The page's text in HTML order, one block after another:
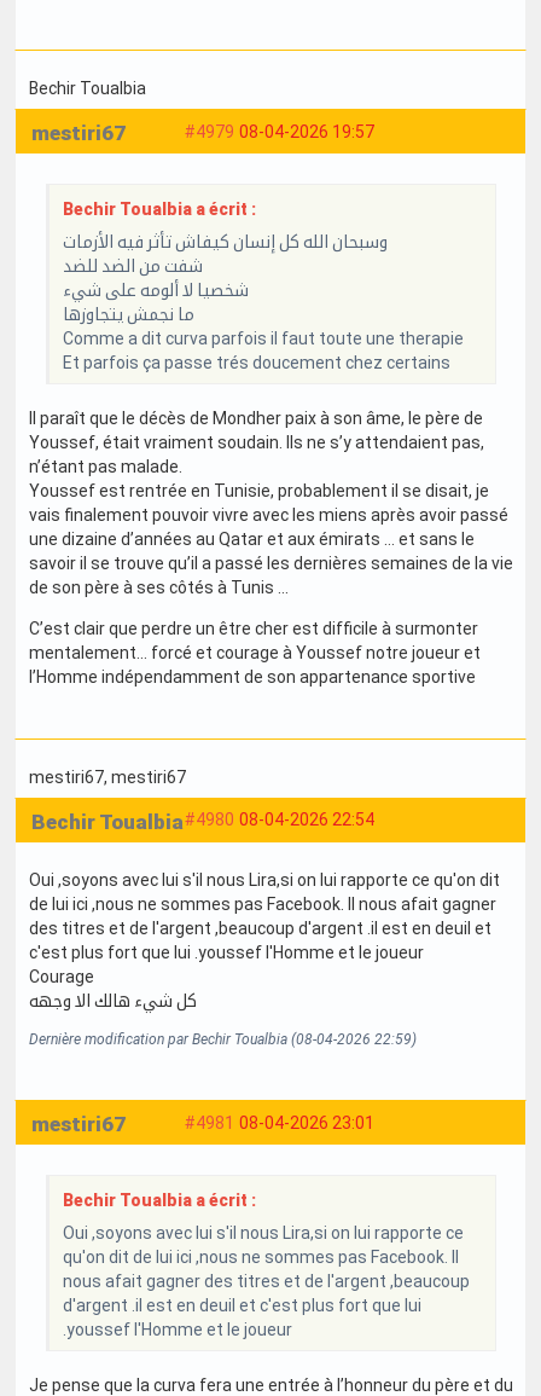
Bechir Toualbia
#4979 08-04-2026 19:57
mestiri67
Bechir Toualbia a écrit :
وسبحان الله كل إنسان كيفاش تأثر فيه الأزمات
شفت من الضد للضد
شخصيا لا ألومه على شيء
ما نجمش يتجاوزها
Comme a dit curva parfois il faut toute une therapie
Et parfois ça passe trés doucement chez certains
Il paraît que le décès de Mondher paix à son âme, le père de
Youssef, était vraiment soudain. Ils ne s’y attendaient pas,
n’étant pas malade.
Youssef est rentrée en Tunisie, probablement il se disait, je
vais finalement pouvoir vivre avec les miens après avoir passé
une dizaine d’années au Qatar et aux émirats … et sans le
savoir il se trouve qu’il a passé les dernières semaines de la vie
de son père à ses côtés à Tunis …
C’est clair que perdre un être cher est difficile à surmonter
mentalement… forcé et courage à Youssef notre joueur et
l’Homme indépendamment de son appartenance sportive
mestiri67, mestiri67
#4980 08-04-2026 22:54
Bechir Toualbia
Oui ,soyons avec lui s'il nous Lira,si on lui rapporte ce qu'on dit
de lui ici ,nous ne sommes pas Facebook. Il nous afait gagner
des titres et de l'argent ,beaucoup d'argent .il est en deuil et
c'est plus fort que lui .youssef l'Homme et le joueur
Courage
كل شيء هالك الا وجهه
Dernière modification par Bechir Toualbia (08-04-2026 22:59)
#4981 08-04-2026 23:01
mestiri67
Bechir Toualbia a écrit :
Oui ,soyons avec lui s'il nous Lira,si on lui rapporte ce
qu'on dit de lui ici ,nous ne sommes pas Facebook. Il
nous afait gagner des titres et de l'argent ,beaucoup
d'argent .il est en deuil et c'est plus fort que lui
.youssef l'Homme et le joueur
Je pense que la curva fera une entrée à l’honneur du père et du